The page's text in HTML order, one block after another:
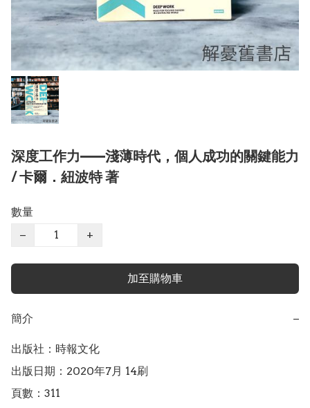
深度工作力——淺薄時代，個人成功的關鍵能力
/ 卡爾．紐波特 著
數量
−
+
加至購物車
簡介 −
出版社：時報文化
出版日期：2020年7月 14刷
頁數：311